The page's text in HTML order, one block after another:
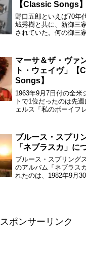
【Classic Songs】
野口五郎といえば70年
城秀樹と共に、新御三
されていた。何の御三
第2次ブリティッシュ・
といわれるからには、...
マーサ＆ザ・ヴァ
ト・ウェイヴ」【
Songs】
1963年9月7日付の全米
トで1位だったのは先
ェルス「私のボーイフ
ート・ウェイヴ」がラ
た。この曲は翌...
ブルース・スプリ
「ネブラスカ」に
ブルース・スプリング
のアルバム「ネブラス
れたのは、1982年9月
スポンサーリンク